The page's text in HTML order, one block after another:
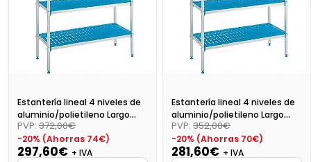
Estantería lineal 4 niveles de
aluminio/polietileno Largo
79cm
PVP: 372,00€
-20% (Ahorras 74€)
297,60€ + IVA
Estantería lineal 4 niveles de
aluminio/polietileno Largo
69cm
PVP: 352,00€
-20% (Ahorras 70€)
281,60€ + IVA